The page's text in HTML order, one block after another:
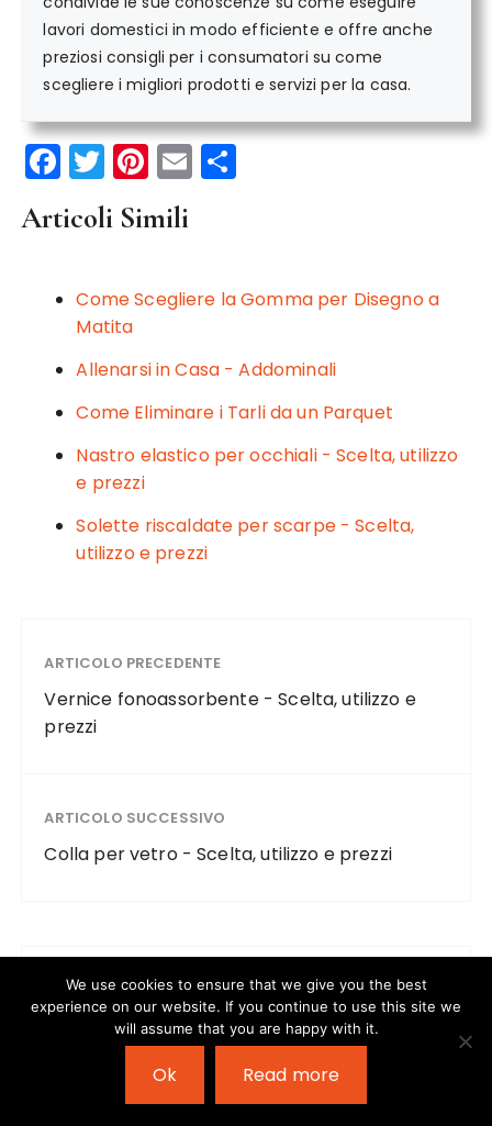
lavori domestici in modo efficiente e offre anche
preziosi consigli per i consumatori su come
scegliere i migliori prodotti e servizi per la casa.
F
a
c
b
o
o
k
T
w
it
r
Pi
n
te
st
E
m
vi
Articoli Simili
Come Scegliere la Gomma per Disegno a
Matita
Allenarsi in Casa - Addominali
Come Eliminare i Tarli da un Parquet
Nastro elastico per occhiali - Scelta, utilizzo
e prezzi
Solette riscaldate per scarpe - Scelta,
utilizzo e prezzi
ARTICOLO PRECEDENTE
Vernice fonoassorbente - Scelta, utilizzo e
prezzi
ARTICOLO SUCCESSIVO
Colla per vetro - Scelta, utilizzo e prezzi
CATEGORIE
We use cookies to ensure that we give you the best
experience on our website. If you continue to use this site we
will assume that you are happy with it.
Ok Read more